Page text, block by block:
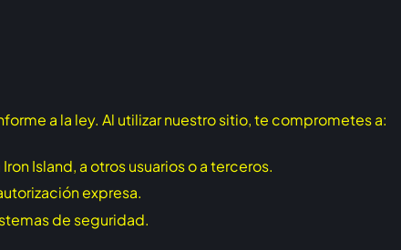
a la ley. Al utilizar nuestro sitio, te comprometes a:
Island, a otros usuarios o a terceros.
expresa.
de seguridad.